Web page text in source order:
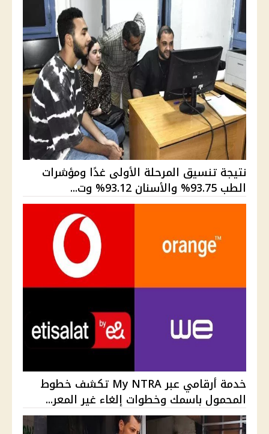
نتيجة تنسيق المرحلة الأولى غدًا ومؤشرات
الطب 93.75% والأسنان 93.12% وت...
خدمة أرقامي عبر My NTRA تكشف خطوط
المحمول باسمك وخطوات إلغاء غير المعر...